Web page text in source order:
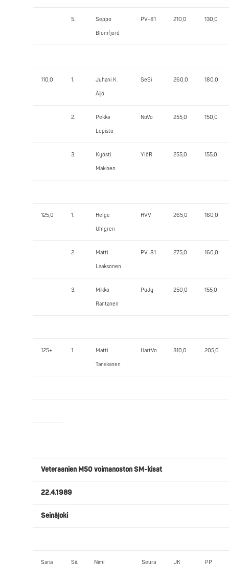
5. Seppo
Blomfjord
PV-81 210,0 130,0
110,0 1. Juhani K.
Äijö
SeSi 260,0 180,0
2. Pekka
Lepistö
NoVo 255,0 150,0
3. Kyösti
Mäkinen
YlöR 255,0 155,0
125,0 1. Helge
Uhlgren
HVV 265,0 160,0
2. Matti
Laaksonen
PV-81 275,0 160,0
3. Mikko
Rantanen
PuJy 250,0 155,0
125+ 1. Matti
Tanskanen
HartVo 310,0 205,0
Veteraanien M50 voimanoston SM-kisat
22.4.1989
Seinäjoki
Sarja Sij. Nimi Seura JK PP